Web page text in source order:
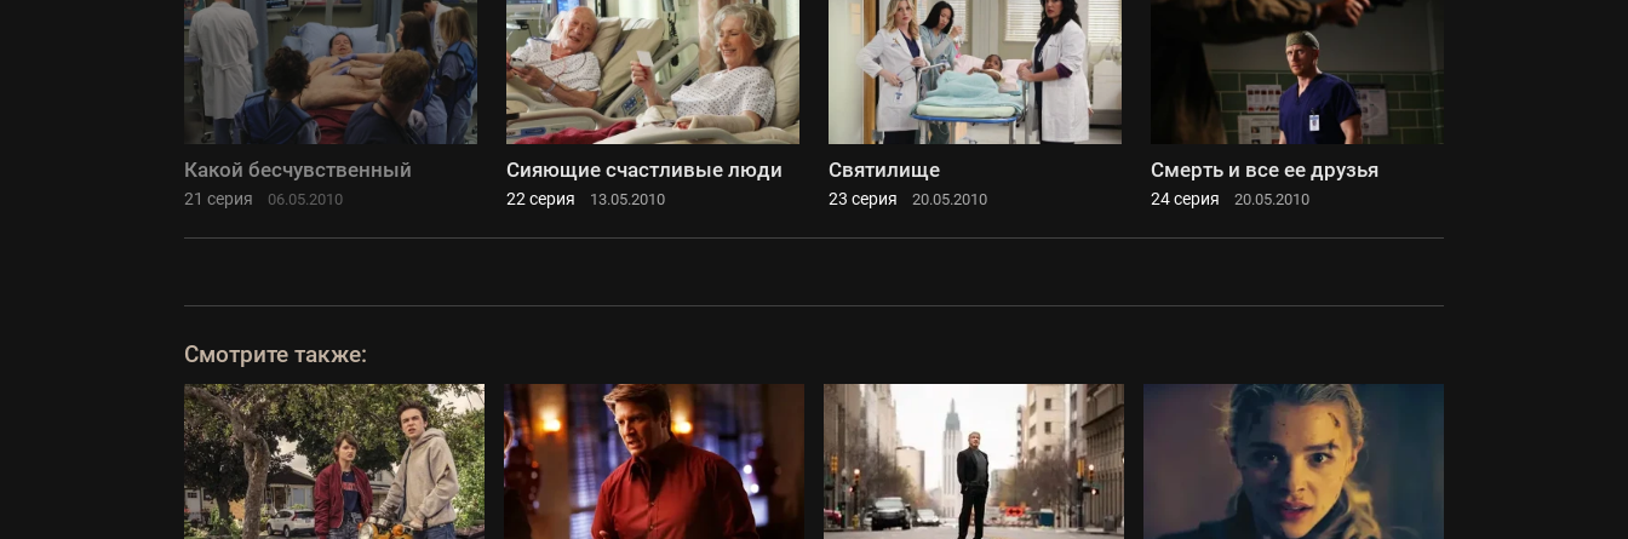
Какой бесчувственный
21 серия 06.05.2010
Сияющие счастливые люди
22 серия 13.05.2010
Святилище
23 серия 20.05.2010
Смерть и все ее друзья
24 серия 20.05.2010
Смотрите также: